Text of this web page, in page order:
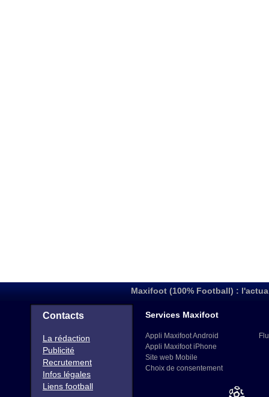
Maxifoot (100% Football) :
Contacts
La rédaction
Publicité
Recrutement
Infos légales
Liens football
Services Maxifoot
Appli Maxifoot Android
Appli Maxifoot iPhone
Site web Mobile
Choix de consentement